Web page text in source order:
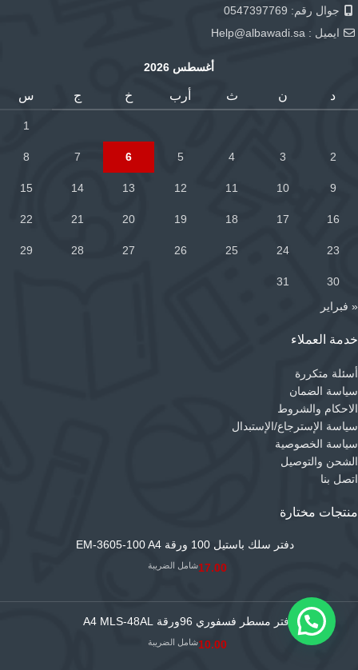
جوال رقم: 0547397769
ايميل : Help@albawadi.sa
أغسطس 2026
د ن ث أرب خ ج س
1
2
3
4
5
6
7
8
9
10
11
12
13
14
15
16
17
18
19
20
21
22
23
24
25
26
27
28
29
30
31
« فبراير
خدمة العملاء
أسئلة متكررة
سياسة الضمان
الاحكام والشروط
سياسة الإسترجاع/الإستبدال
سياسة الخصوصية
الشحن والتوصيل
اتصل بنا
منتجات مختارة
دفتر سلك باستيل 100 ورقة EM-3605-100 A4
17.00شامل الضريبة
دفتر مسطر فسفوري 96ورقة A4 MLS-48AL
10.00شامل الضريبة